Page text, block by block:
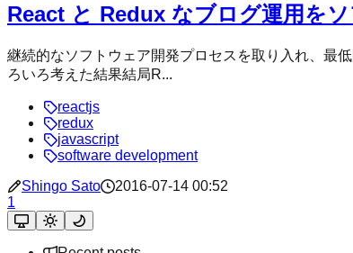
React と Redux なブログ運用を
継続的なソフトウェア開発プロセスを取り入れ、最
ろいろ考えた結果結局R...
reactjs
redux
javascript
software development
Shingo Sato
2016-07-14 00:52
1